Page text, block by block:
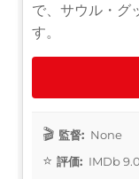
で、サウル・グ
す。
監督: None
評価: IMDb 9.0